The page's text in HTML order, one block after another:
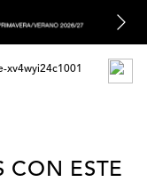
xv4wyi24c1001
CON ESTE